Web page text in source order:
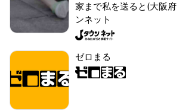
家まで私を送ると(大阪
ンネット
ゼロまる